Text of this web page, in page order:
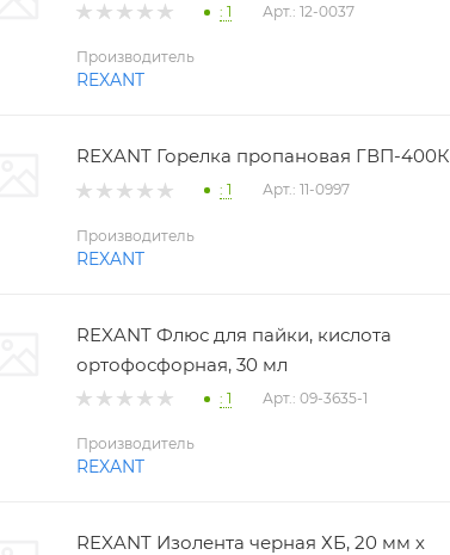
: 1 Арт.: 12-0037
Производитель
REXANT
REXANT Горелка пропановая ГВП-400К
: 1 Арт.: 11-0997
Производитель
REXANT
REXANT Флюс для пайки, кислота
ортофосфорная, 30 мл
: 1 Арт.: 09-3635-1
Производитель
REXANT
REXANT Изолента черная ХБ, 20 мм х